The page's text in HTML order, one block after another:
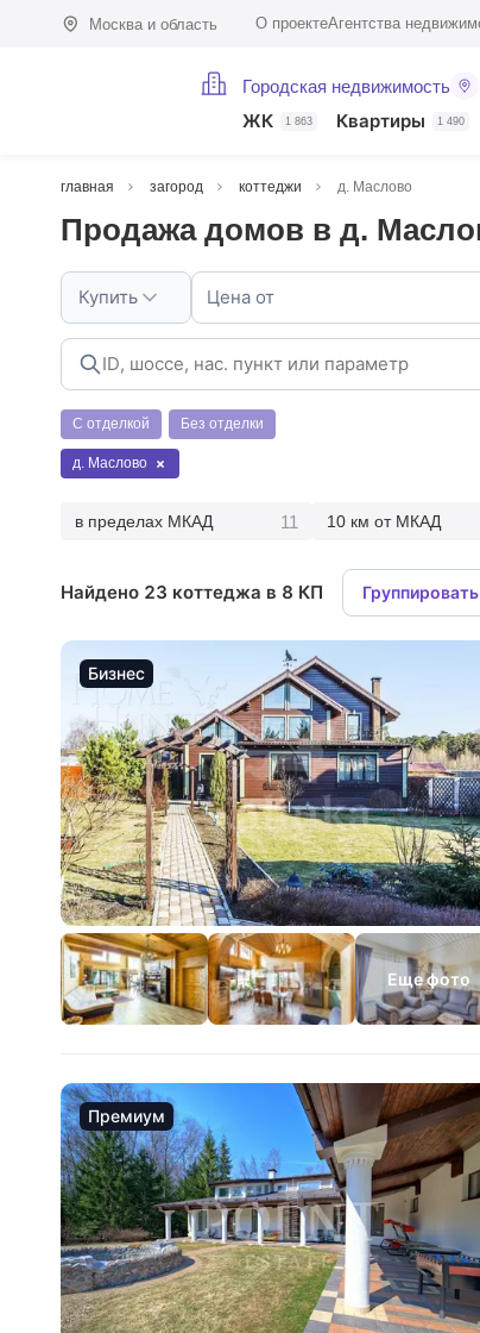
Москва и область О проектеАгентства
Городская недвижимость
ЖК 1 863 Квартиры 1 490
главная загород коттеджи д. Маслово
Продажа домов в д.
Купить Цена от
С отделкой Без отделки
д. Маслово
в пределах МКАД 11 10 км от МКАД
Найдено 23 коттеджа в 8 КП
Бизнес
Еще фото
Премиум